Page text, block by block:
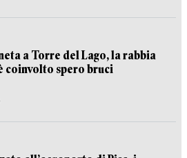
a Torre del Lago, la rabbia
coinvolto spero bruci